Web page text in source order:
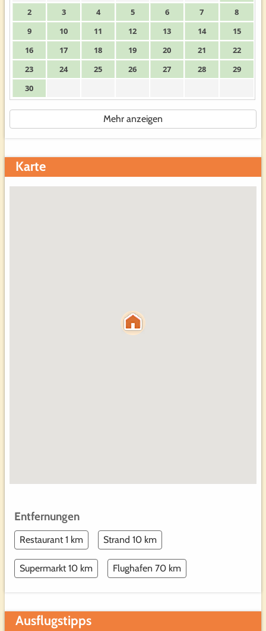
2
3 4 5 6 7
8
9
10 11 12 13 14
15
16
17 18 19 20 21
22
23
24 25 26 27 28
29
30
Mehr anzeigen
Karte
Entfernungen
Restaurant 1 km Strand 10 km
Supermarkt 10 km Flughafen 70 km
Ausflugstipps